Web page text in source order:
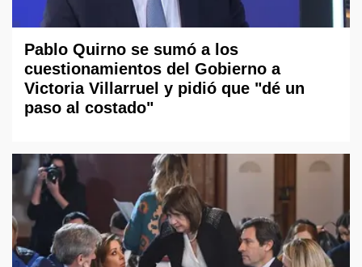
Pablo Quirno se sumó a los
cuestionamientos del Gobierno a
Victoria Villarruel y pidió que "dé un
paso al costado"